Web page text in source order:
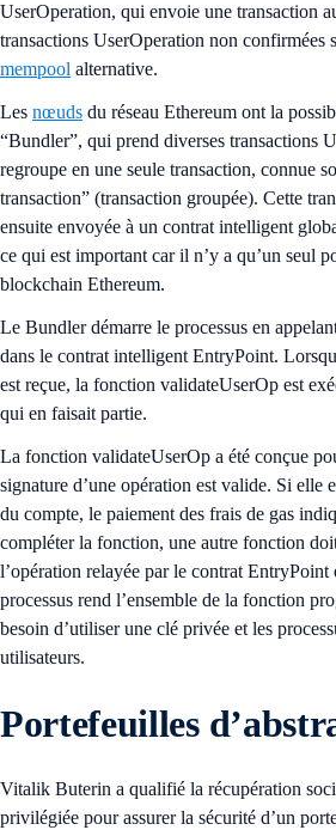
UserOperation, qui envoie une transaction
transactions UserOperation non confirmées
mempool alternative.
Les nœuds du réseau Ethereum ont la
“Bundler”, qui prend diverses transactions
regroupe en une seule transaction, connue
transaction” (transaction groupée). Cette
ensuite envoyée à un contrat intelligent
ce qui est important car il n’y a qu’un seul
blockchain Ethereum.
Le Bundler démarre le processus en
dans le contrat intelligent EntryPoint.
est reçue, la fonction validateUserOp est
qui en faisait partie.
La fonction validateUserOp a été conçue
signature d’une opération est valide. Si elle
du compte, le paiement des frais de gas
compléter la fonction, une autre fonction
l’opération relayée par le contrat EntryPoint
processus rend l’ensemble de la fonction
besoin d’utiliser une clé privée et les
utilisateurs.
Portefeuilles
Vitalik Buterin a qualifié la récupération
privilégiée pour assurer la sécurité d’un